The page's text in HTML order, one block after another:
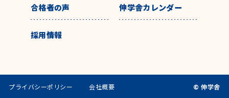
合格者の声 伸学舎カレンダー
採用情報
プライバシーポリシー 会社概要 © 伸学舎